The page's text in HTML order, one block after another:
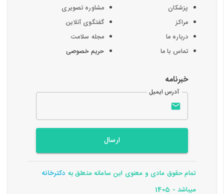
پزشکان
مراکز
درباره ما
تماس با ما
مشاوره تصویری
گفتگوی آنلاین
مجله سلامت
حریم خصوصی
خبرنامه
آدرس ایمیل
ارسال
تمام حقوق مادی و معنوی این سامانه متعلق به دکترخانه
میباشد - 1405